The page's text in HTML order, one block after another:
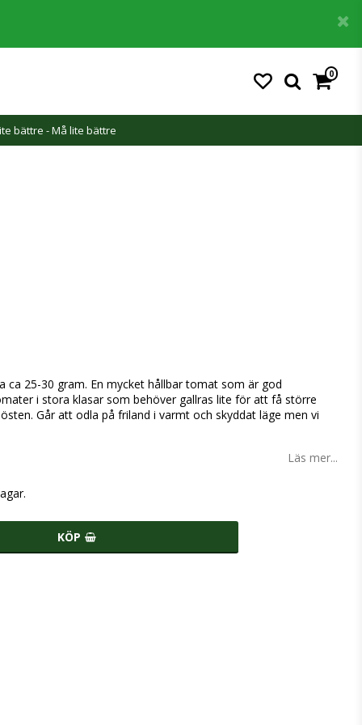
0
bättre - Må lite bättre
25-30 gram. En mycket hållbar tomat som är god
i stora klasar som behöver gallras lite för att få större
Går att odla på friland i varmt och skyddat läge men vi
Läs mer...
KÖP